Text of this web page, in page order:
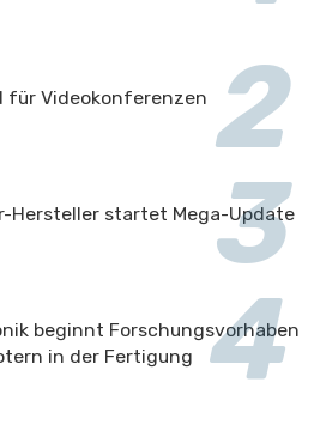
für Videokonferenzen
Hersteller startet Mega-Update
beginnt Forschungsvorhaben
in der Fertigung